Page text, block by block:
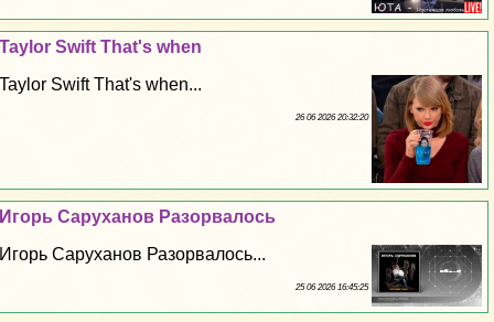
Taylor Swift That's when
Taylor Swift That's when...
26 06 2026 20:32:20
Игорь Саруханов Разорвалось
Игорь Саруханов Разорвалось...
25 06 2026 16:45:25